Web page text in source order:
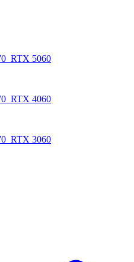
RTX 5060
RTX 4060
RTX 3060